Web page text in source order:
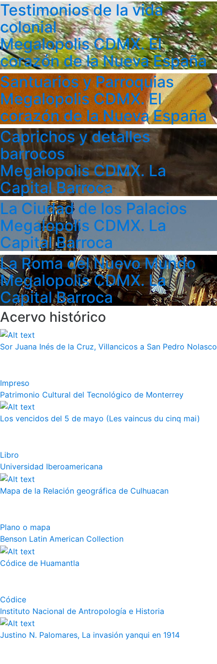
Testimonios de la vida
colonial
Megalopolis CDMX. El
corazón de la Nueva España
Santuarios y Parroquias
Megalopolis CDMX. El
corazón de la Nueva España
Caprichos y detalles
barrocos
Megalopolis CDMX. La
Capital Barroca
La Ciudad de los Palacios
Megalopolis CDMX. La
Capital Barroca
La Roma del Nuevo Mundo
Megalopolis CDMX. La
Capital Barroca
Acervo histórico
Sor Juana Inés de la Cruz, Villancicos a San Pedro Nolasco
Impreso
Patrimonio Cultural del Tecnológico de Monterrey
Los vencidos del 5 de mayo (Les vaincus du cinq mai)
Libro
Universidad Iberoamericana
Mapa de la Relación geográfica de Culhuacan
Plano o mapa
Benson Latin American Collection
Códice de Huamantla
Códice
Instituto Nacional de Antropología e Historia
Justino N. Palomares, La invasión yanqui en 1914